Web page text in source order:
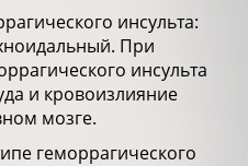
инсульта:
При
инсульта
и кровоизлияние
мозге.
геморрагического